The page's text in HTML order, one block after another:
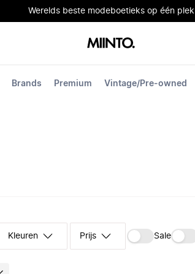
Werelds beste modeboetieks op één plek
Brands Premium Vintage/Pre-owned
Kleuren Prijs Sale